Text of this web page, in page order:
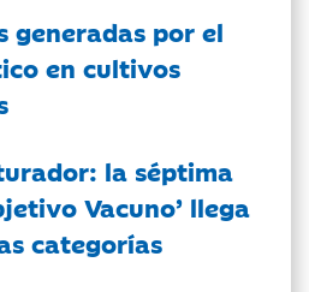
generadas por el
en cultivos
la séptima
Vacuno’ llega
categorías